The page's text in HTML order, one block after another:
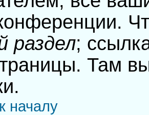
раздел;
Там
началу